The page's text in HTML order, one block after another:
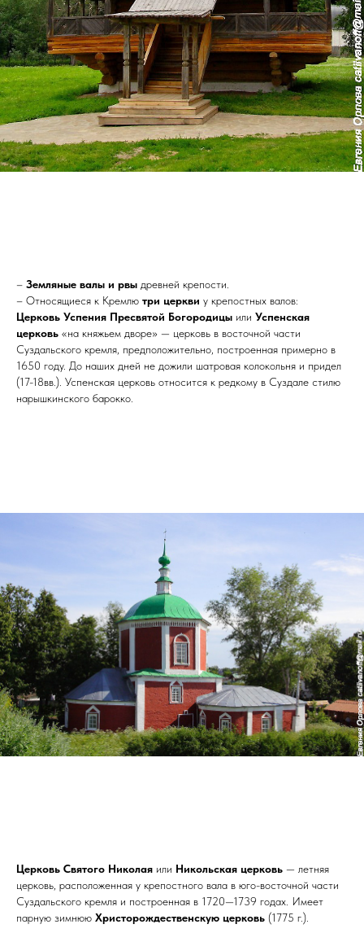
– Земляные валы и рвы древней крепости.
– Относящиеся к Кремлю три церкви у крепостных валов:
Церковь Успения Пресвятой Богородицы или Успенская
церковь «на княжьем дворе» — церковь в восточной части
Суздальского кремля, предположительно, построенная примерно в
1650 году. До наших дней не дожили шатровая колокольня и придел
(17-18вв.). Успенская церковь относится к редкому в Суздале стилю
нарышкинского барокко.
Церковь Святого Николая или Никольская церковь — летняя
церковь, расположенная у крепостного вала в юго-восточной части
Суздальского кремля и построенная в 1720—1739 годах. Имеет
парную зимнюю Христорождественскую церковь (1775 г.).